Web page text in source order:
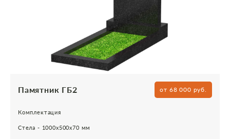
Памятник ГБ2 от 68 000 руб.
Комплектация
Стела - 1000х500х70 мм